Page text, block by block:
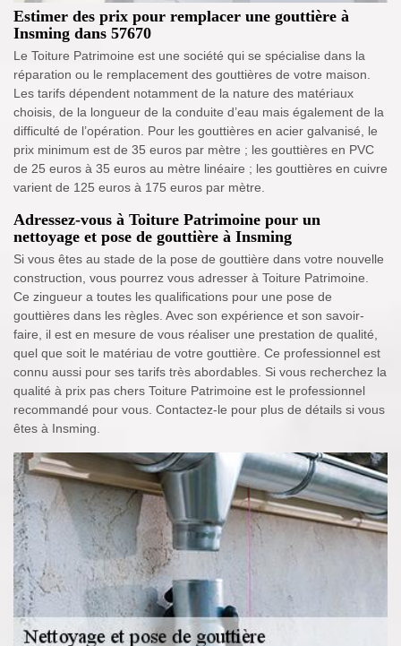
Estimer des prix pour remplacer une gouttière à
Insming dans 57670
Le Toiture Patrimoine est une société qui se spécialise dans la
réparation ou le remplacement des gouttières de votre maison.
Les tarifs dépendent notamment de la nature des matériaux
choisis, de la longueur de la conduite d’eau mais également de la
difficulté de l’opération. Pour les gouttières en acier galvanisé, le
prix minimum est de 35 euros par mètre ; les gouttières en PVC
de 25 euros à 35 euros au mètre linéaire ; les gouttières en cuivre
varient de 125 euros à 175 euros par mètre.
Adressez-vous à Toiture Patrimoine pour un
nettoyage et pose de gouttière à Insming
Si vous êtes au stade de la pose de gouttière dans votre nouvelle
construction, vous pourrez vous adresser à Toiture Patrimoine.
Ce zingueur a toutes les qualifications pour une pose de
gouttières dans les règles. Avec son expérience et son savoir-
faire, il est en mesure de vous réaliser une prestation de qualité,
quel que soit le matériau de votre gouttière. Ce professionnel est
connu aussi pour ses tarifs très abordables. Si vous recherchez la
qualité à prix pas chers Toiture Patrimoine est le professionnel
recommandé pour vous. Contactez-le pour plus de détails si vous
êtes à Insming.